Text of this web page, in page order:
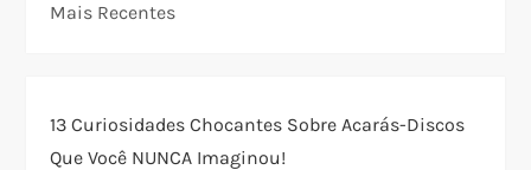
a
ã
Mais Recentes
13 Curiosidades Chocantes Sobre Acarás-Discos
Que Você NUNCA Imaginou!